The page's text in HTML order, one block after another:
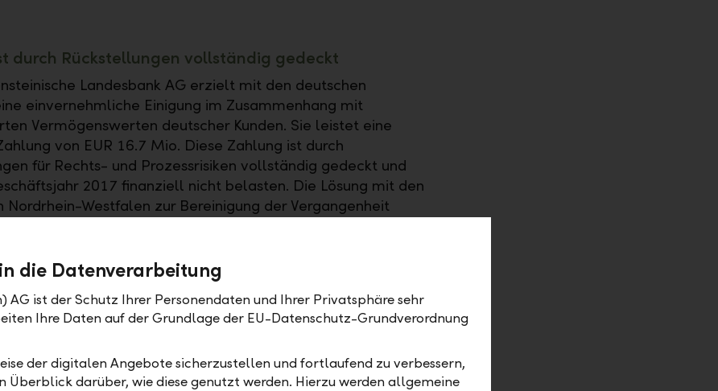
durch Rückstellungen vollständig gedeckt
Landesbank AG erzielt mit den deutschen
einvernehmliche Einigung im Zusammenhang mit
Vermögenswerten deutscher Kunden. Sie leistet eine
von EUR 16.7 Mio. Diese Zahlung ist durch
für Rechts- und Prozessrisiken vollständig gedeckt und
2017 finanziell nicht belasten. Die Lösung mit den
Nordrhein-Westfalen zur Bereinigung der Vergangenheit
die Datenverarbeitung
AG ist der Schutz Ihrer Personendaten und Ihrer Privatsphäre sehr
Ihre Daten auf der Grundlage der EU-Datenschutz-Grundverordnung
der digitalen Angebote sicherzustellen und fortlaufend zu verbessern,
Überblick darüber, wie diese genutzt werden. Hierzu werden allgemeine